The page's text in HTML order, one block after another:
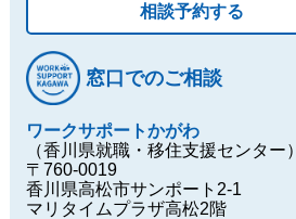
相談予約する
窓口でのご相談
ワークサポートかがわ
（香川県就職・移住支援センター）
〒760-0019
香川県高松市サンポート2-1
マリタイムプラザ高松2階